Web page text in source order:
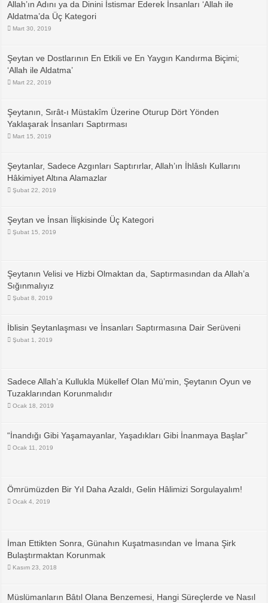
Allah’ın Adını ya da Dinini İstismar Ederek İnsanları ‘Allah ile
Aldatma’da Üç Kategori
Mart 30, 2019
Şeytan ve Dostlarının En Etkili ve En Yaygın Kandırma Biçimi;
‘Allah ile Aldatma’
Mart 22, 2019
Şeytanın, Sırât-ı Müstakîm Üzerine Oturup Dört Yönden
Yaklaşarak İnsanları Saptırması
Mart 15, 2019
Şeytanlar, Sadece Azgınları Saptırırlar, Allah’ın İhlâslı Kullarını
Hâkimiyet Altına Alamazlar
Şubat 22, 2019
Şeytan ve İnsan İlişkisinde Üç Kategori
Şubat 15, 2019
Şeytanın Velisi ve Hizbi Olmaktan da, Saptırmasından da Allah’a
Sığınmalıyız
Şubat 8, 2019
İblisin Şeytanlaşması ve İnsanları Saptırmasına Dair Serüveni
Şubat 1, 2019
Sadece Allah’a Kullukla Mükellef Olan Mü’min, Şeytanın Oyun ve
Tuzaklarından Korunmalıdır
Ocak 18, 2019
“İnandığı Gibi Yaşamayanlar, Yaşadıkları Gibi İnanmaya Başlar”
Ocak 11, 2019
Ömrümüzden Bir Yıl Daha Azaldı, Gelin Hâlimizi Sorgulayalım!
Ocak 4, 2019
İman Ettikten Sonra, Günahın Kuşatmasından ve İmana Şirk
Bulaştırmaktan Korunmak
Kasım 23, 2018
Müslümanların Bâtıl Olana Benzemesi, Hangi Süreçlerde ve Nasıl